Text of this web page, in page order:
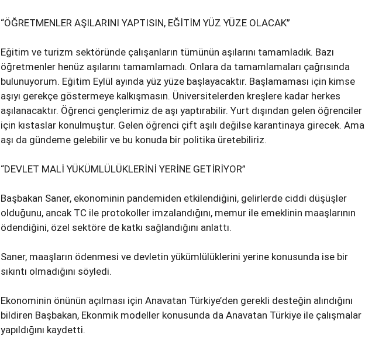
“ÖĞRETMENLER AŞILARINI YAPTISIN, EĞİTİM YÜZ YÜZE OLACAK”
Eğitim ve turizm sektöründe çalışanların tümünün aşılarını tamamladık. Bazı
öğretmenler henüz aşılarını tamamlamadı. Onlara da tamamlamaları çağrısında
bulunuyorum. Eğitim Eylül ayında yüz yüze başlayacaktır. Başlamaması için kimse
aşıyı gerekçe göstermeye kalkışmasın. Üniversitelerden kreşlere kadar herkes
aşılanacaktır. Öğrenci gençlerimiz de aşı yaptırabilir. Yurt dışından gelen öğrenciler
için kıstaslar konulmuştur. Gelen öğrenci çift aşılı değilse karantinaya girecek. Ama
aşı da gündeme gelebilir ve bu konuda bir politika üretebiliriz.
“DEVLET MALİ YÜKÜMLÜLÜKLERİNİ YERİNE GETİRİYOR”
Başbakan Saner, ekonominin pandemiden etkilendiğini, gelirlerde ciddi düşüşler
olduğunu, ancak TC ile protokoller imzalandığını, memur ile emeklinin maaşlarının
ödendiğini, özel sektöre de katkı sağlandığını anlattı.
Saner, maaşların ödenmesi ve devletin yükümlülüklerini yerine konusunda ise bir
sıkıntı olmadığını söyledi.
Ekonominin önünün açılması için Anavatan Türkiye’den gerekli desteğin alındığını
bildiren Başbakan, Ekonmik modeller konusunda da Anavatan Türkiye ile çalışmalar
yapıldığını kaydetti.